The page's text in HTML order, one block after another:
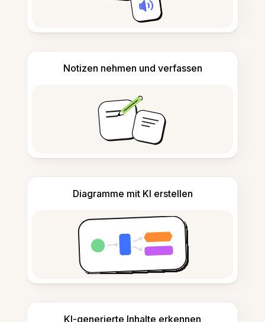
Notizen nehmen und verfassen
Diagramme mit KI erstellen
KI-generierte Inhalte erkennen